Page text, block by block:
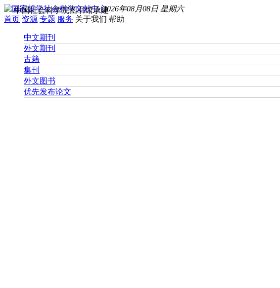
2026年08月08日 星期六
中国社会科学院图书馆承建
首页 资源 专题 服务 关于我们 帮助
中文期刊
外文期刊
古籍
集刊
外文图书
优先发布论文